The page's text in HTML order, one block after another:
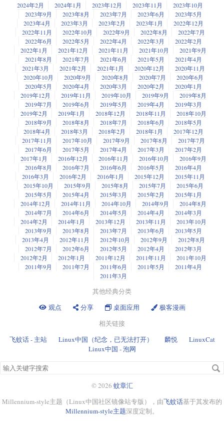
2024年2月 2024年1月 2023年12月 2023年11月
2023年10月
2023年9月
2023年8月 2023年7月 2023年6月
2023年5月
2023年4月
2023年3月 2023年2月 2023年1月
2022年12月
2022年11月
2022年10月 2022年9月 2022年8月
2022年7月
2022年6月
2022年5月 2022年4月 2022年3月
2022年2月
2022年1月
2021年12月 2021年11月 2021年10月
2021年9月
2021年8月
2021年7月 2021年6月 2021年5月
2021年4月
2021年3月
2021年2月 2021年1月 2020年12月
2020年11月
2020年10月
2020年9月 2020年8月 2020年7月
2020年6月
2020年5月
2020年4月 2020年3月 2020年2月
2020年1月
2019年12月
2019年11月 2019年10月 2019年9月
2019年8月
2019年7月
2019年6月 2019年5月 2019年4月
2019年3月
2019年2月
2019年1月 2018年12月 2018年11月
2018年10月
2018年9月
2018年8月 2018年7月 2018年6月
2018年5月
2018年4月
2018年3月 2018年2月 2018年1月
2017年12月
2017年11月
2017年10月 2017年9月 2017年8月
2017年7月
2017年6月
2017年5月 2017年4月 2017年3月
2017年2月
2017年1月
2016年12月 2016年11月 2016年10月
2016年9月
2016年8月
2016年7月 2016年6月 2016年5月
2016年4月
2016年3月
2016年2月 2016年1月 2015年12月
2015年11月
2015年10月
2015年9月 2015年8月 2015年7月
2015年6月
2015年5月
2015年4月 2015年3月 2015年2月
2015年1月
2014年12月
2014年11月 2014年10月 2014年9月
2014年8月
2014年7月
2014年6月 2014年5月 2014年4月
2014年3月
2014年2月
2014年1月 2013年12月 2013年11月
2013年10月
2013年9月
2013年8月 2013年7月 2013年6月
2013年5月
2013年4月
2012年11月 2012年10月 2012年9月
2012年8月
2012年7月
2012年6月 2012年5月 2012年4月
2012年3月
2012年2月
2012年1月 2011年12月 2011年11月
2011年10月
2011年9月
2011年7月 2011年6月 2011年5月
2011年4月
2011年3月
其他经典分类
观点
分享 桌面应用
极客漫画
相关链接
飞蚊话 - 主站
Linux中国（纪念，已无法打开） 麟悦
LinuxCat
Linux中国 - 泡网
搜
字
© 2026 蚊章汇
Millennium-style主题（Linux中国社区镜像站专版），由飞蚊话基于其发布的
Millennium-style主题深度定制。